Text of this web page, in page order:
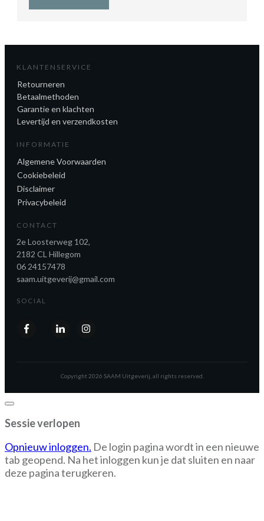
KLANTENSERVICE
Retourneren
Betaalmethoden
Garantie en klachten
Levertijd en verzendkosten
INFORMATIE
Algemene Voorwaarden
Cookiebeleid
Disclaimer
Privacybeleid
CONTACT
2e Loosterweg 102,
2182 CL Hillegom
06 24157478
saam.uitgeverij@gmail.com
SOCIAL
Copyright2026 SAAM Uitgeverij , all rights reserved.
Dialoogvenster
Sessie verlopen
Opnieuw inloggen. De login pagina wordt in een nieuwe
tab geopend. Na het inloggen kun je dat sluiten en naar
deze pagina terugkeren.